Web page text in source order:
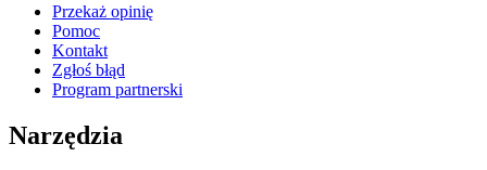
Przekaż opinię
Pomoc
Kontakt
Zgłoś błąd
Program partnerski
Narzędzia